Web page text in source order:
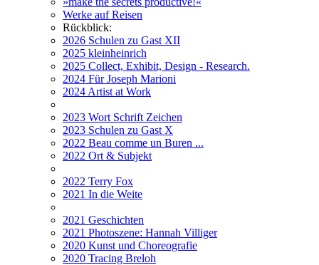
Werke auf Reisen
Rückblick:
2026 Schulen zu Gast XII
2025 kleinheinrich
2025 Collect, Exhibit, Design - Research.
2024 Für Joseph Marioni
2024 Artist at Work
2023 Wort Schrift Zeichen
2023 Schulen zu Gast X
2022 Beau comme un Buren ...
2022 Ort & Subjekt
2022 Terry Fox
2021 In die Weite
2021 Geschichten
2021 Photoszene: Hannah Villiger
2020 Kunst und Choreografie
2020 Tracing Breloh